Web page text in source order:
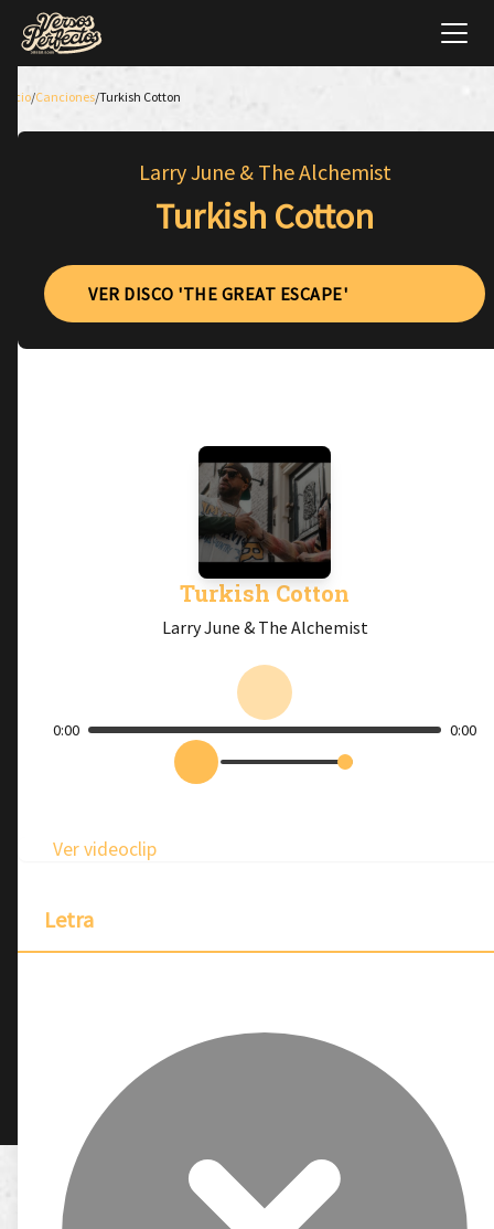
Inicio/Canciones/Turkish Cotton
Larry June & The Alchemist
Turkish Cotton
VER DISCO 'THE GREAT ESCAPE'
Turkish Cotton
Larry June & The Alchemist
0:00 0:00
Ver videoclip
Letra